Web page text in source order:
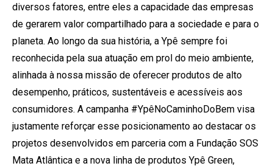
diversos fatores, entre eles a capacidade das empresas
de gerarem valor compartilhado para a sociedade e para o
planeta. Ao longo da sua história, a Ypê sempre foi
reconhecida pela sua atuação em prol do meio ambiente,
alinhada à nossa missão de oferecer produtos de alto
desempenho, práticos, sustentáveis e acessíveis aos
consumidores. A campanha #YpêNoCaminhoDoBem visa
justamente reforçar esse posicionamento ao destacar os
projetos desenvolvidos em parceria com a Fundação SOS
Mata Atlântica e a nova linha de produtos Ypê Green,